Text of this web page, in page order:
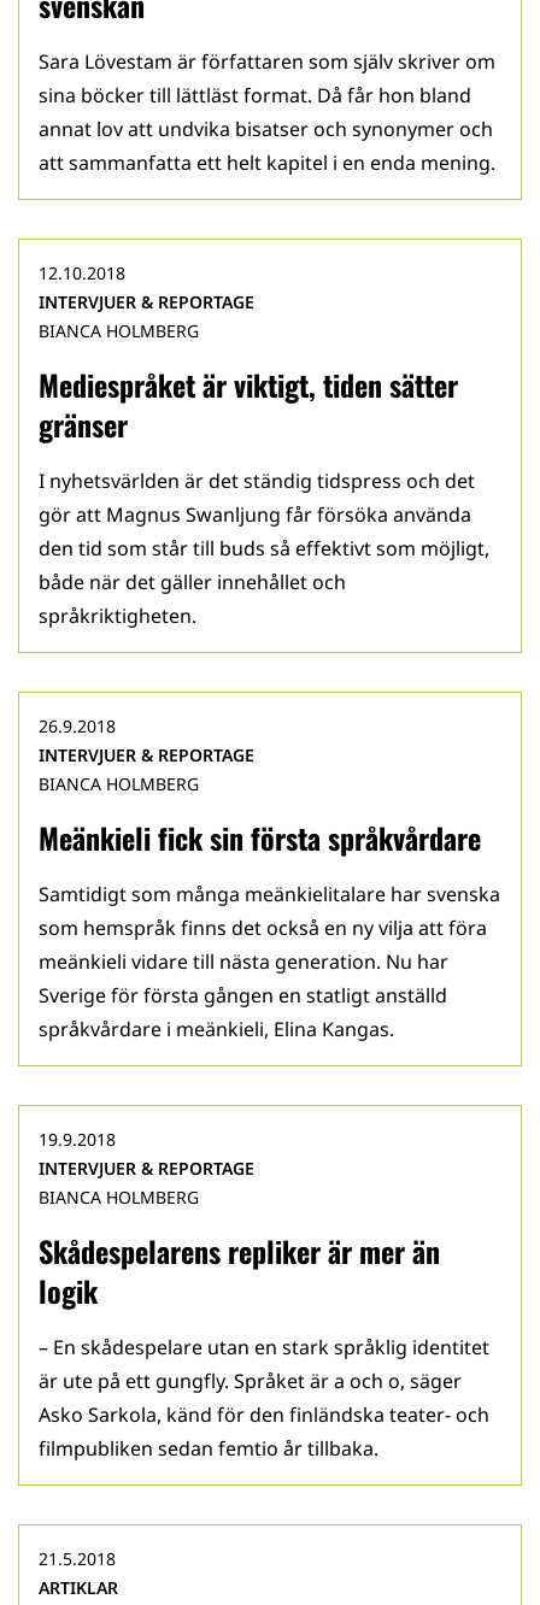
Sara Lövestam är författaren som själv skriver om
sina böcker till lättläst format. Då får hon bland
annat lov att undvika bisatser och synonymer och
att sammanfatta ett helt kapitel i en enda mening.
Mediespråket är viktigt, tiden sätter
gränser
12.10.2018
INTERVJUER & REPORTAGE
BIANCA HOLMBERG
I nyhetsvärlden är det ständig tidspress och det
gör att Magnus Swanljung får försöka använda
den tid som står till buds så effektivt som möjligt,
både när det gäller innehållet och
språkriktigheten.
Meänkieli fick sin första språkvårdare
26.9.2018
INTERVJUER & REPORTAGE
BIANCA HOLMBERG
Samtidigt som många meänkielitalare har svenska
som hemspråk finns det också en ny vilja att föra
meänkieli vidare till nästa generation. Nu har
Sverige för första gången en statligt anställd
språkvårdare i meänkieli, Elina Kangas.
Skådespelarens repliker är mer än
logik
19.9.2018
INTERVJUER & REPORTAGE
BIANCA HOLMBERG
– En skådespelare utan en stark språklig identitet
är ute på ett gungfly. Språket är a och o, säger
Asko Sarkola, känd för den finländska teater- och
filmpubliken sedan femtio år tillbaka.
21.5.2018
ARTIKLAR